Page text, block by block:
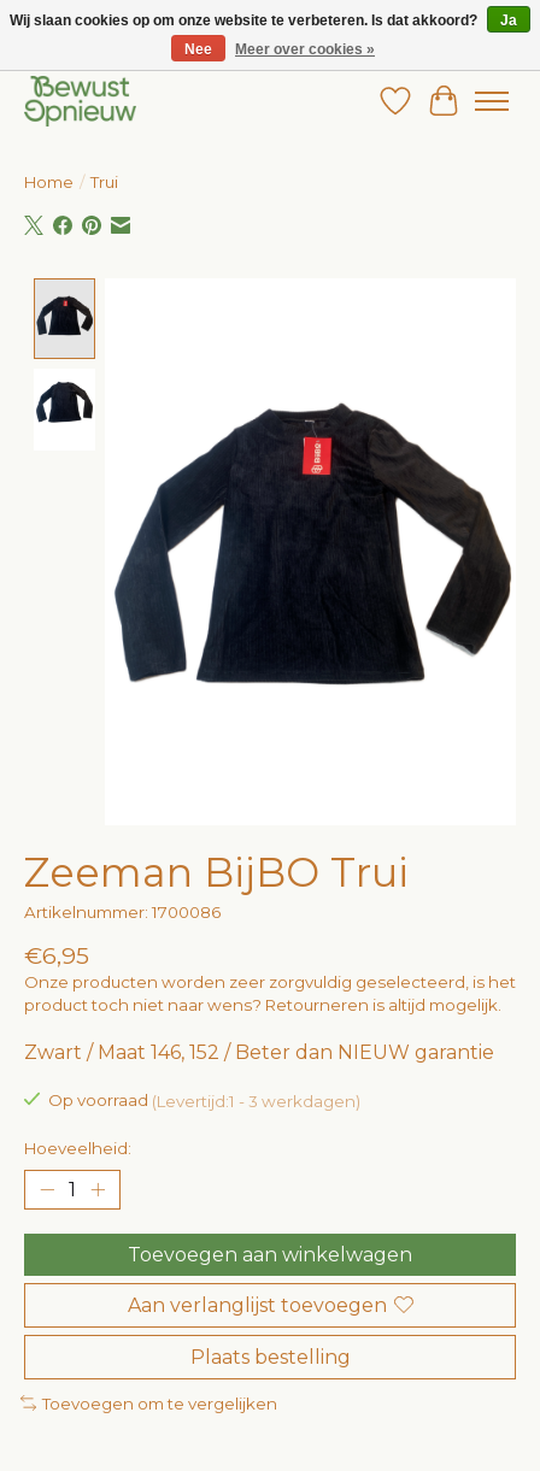
Wij bieden het grootste aanbod in betaalbare kinderkleding!
Verlanglijst
Home / Trui
Zeeman BijBO Trui
Artikelnummer: 1700086
€6,95
Onze producten worden zeer zorgvuldig geselecteerd, is het
product toch niet naar wens? Retourneren is altijd mogelijk.
Zwart / Maat 146, 152 / Beter dan NIEUW garantie
Op voorraad (Levertijd:1 - 3 werkdagen)
Hoeveelheid:
Toevoegen aan winkelwagen
Aan verlanglijst toevoegen
Plaats bestelling
Toevoegen om te vergelijken
Wij slaan cookies op om onze website te verbeteren. Is dat akkoord?
Ja
Nee
Meer over cookies »